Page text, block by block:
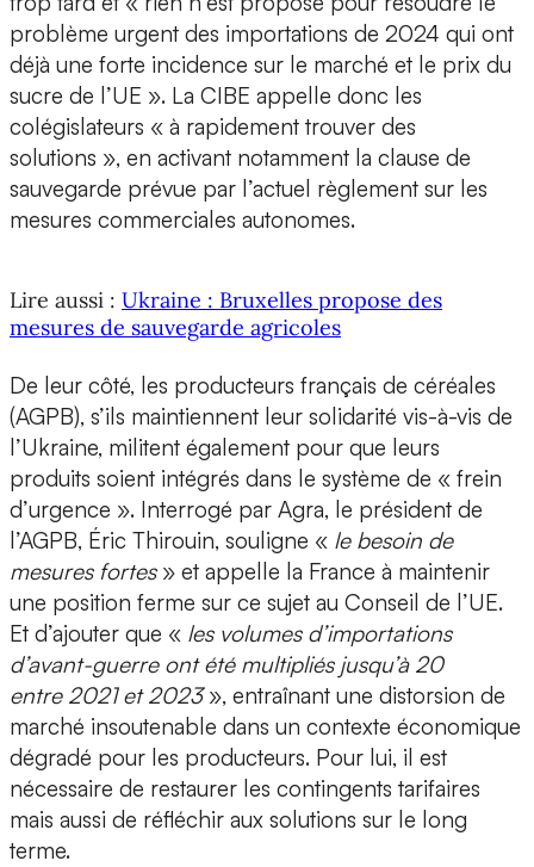
problème urgent des importations de 2024 qui ont
déjà une forte incidence sur le marché et le prix du
sucre de l’UE ». La CIBE appelle donc les
colégislateurs « à rapidement trouver des
solutions », en activant notamment la clause de
sauvegarde prévue par l’actuel règlement sur les
mesures commerciales autonomes.
Lire aussi : Ukraine : Bruxelles propose des
mesures de sauvegarde agricoles
De leur côté, les producteurs français de céréales
(AGPB), s’ils maintiennent leur solidarité vis-à-vis de
l’Ukraine, militent également pour que leurs
produits soient intégrés dans le système de « frein
d’urgence ». Interrogé par Agra, le président de
l’AGPB, Éric Thirouin, souligne « le besoin de
mesures fortes» et appelle la France à maintenir
une position ferme sur ce sujet au Conseil de l’UE.
Et d’ajouter que « les volumes d’importations
d’avant-guerre ont été multipliés jusqu’à 20
entre 2021 et 2023», entraînant une distorsion de
marché insoutenable dans un contexte économique
dégradé pour les producteurs. Pour lui, il est
nécessaire de restaurer les contingents tarifaires
mais aussi de réfléchir aux solutions sur le long
terme.